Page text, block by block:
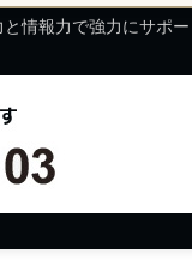
と情報力で強力にサポー